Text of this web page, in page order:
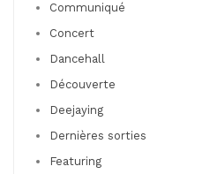
Communiqué
Concert
Dancehall
Découverte
Deejaying
Dernières sorties
Featuring